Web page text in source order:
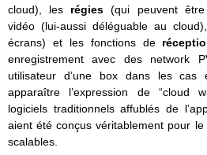
cloud), les régies(qui peuvent être
vidéo (lui-aussi déléguable au
écrans) et les fonctions de
enregistrement avec des network
utilisateur d’une box dans les cas
apparaître l’expression de “cloud
logiciels traditionnels affublés de
aient été conçus véritablement pour
scalables.